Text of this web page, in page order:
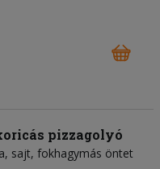
pizzagolyó
sajt fokhagymás öntet